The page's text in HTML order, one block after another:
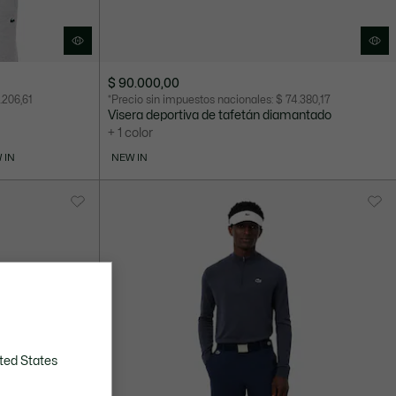
IN
$ 90.000,00
*Precio sin impuestos nacionales: $ 74.380,17
Visera deportiva de tafetán diamantado
+ 1 color
NEW IN
States